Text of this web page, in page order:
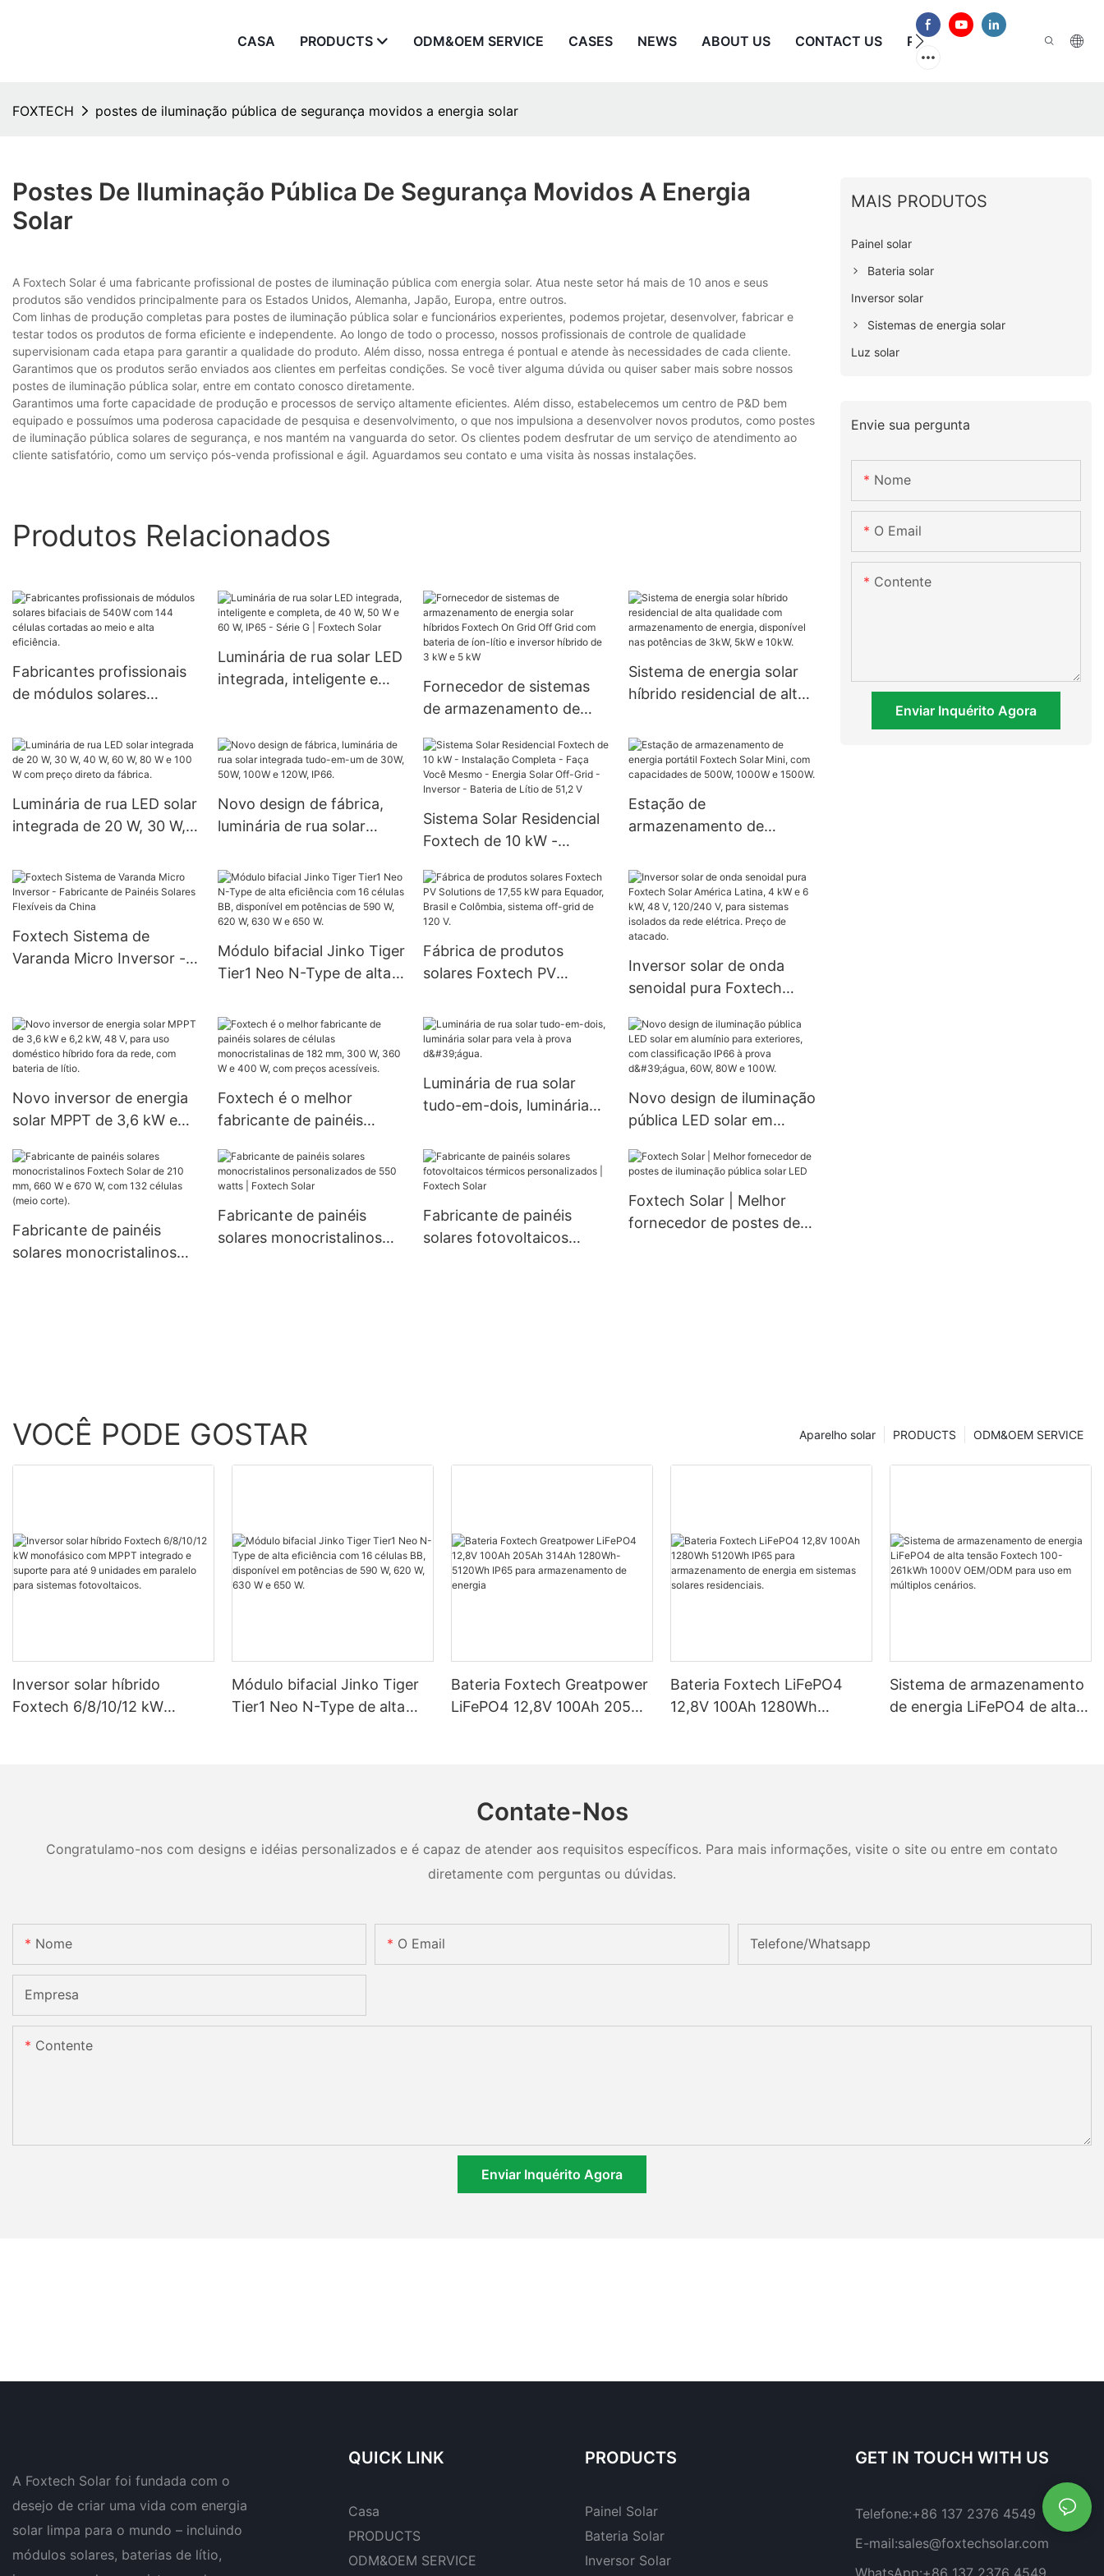
CASA PRODUCTS ODM&OEM SERVICE CASES NEWS ABOUT US CONTACT US PERGUNTAS FREQUENTES
FOXTECH postes de iluminação pública de segurança movidos a energia solar
Postes De Iluminação Pública De Segurança Movidos A Energia
Solar
A Foxtech Solar é uma fabricante profissional de postes de iluminação pública com energia solar. Atua neste setor há mais de 10 anos e seus
produtos são vendidos principalmente para os Estados Unidos, Alemanha, Japão, Europa, entre outros.
Com linhas de produção completas para postes de iluminação pública solar e funcionários experientes, podemos projetar, desenvolver, fabricar e
testar todos os produtos de forma eficiente e independente. Ao longo de todo o processo, nossos profissionais de controle de qualidade
supervisionam cada etapa para garantir a qualidade do produto. Além disso, nossa entrega é pontual e atende às necessidades de cada cliente.
Garantimos que os produtos serão enviados aos clientes em perfeitas condições. Se você tiver alguma dúvida ou quiser saber mais sobre nossos
postes de iluminação pública solar, entre em contato conosco diretamente.
Garantimos uma forte capacidade de produção e processos de serviço altamente eficientes. Além disso, estabelecemos um centro de P&D bem
equipado e possuímos uma poderosa capacidade de pesquisa e desenvolvimento, o que nos impulsiona a desenvolver novos produtos, como postes
de iluminação pública solares de segurança, e nos mantém na vanguarda do setor. Os clientes podem desfrutar de um serviço de atendimento ao
cliente satisfatório, como um serviço pós-venda profissional e ágil. Aguardamos seu contato e uma visita às nossas instalações.
Produtos Relacionados
Fabricantes profissionais
de módulos solares
144 células cortadas ao
meio e alta eficiência.
Luminária de rua solar LED
integrada, inteligente e
Foxtech Solar
Fornecedor de sistemas
de armazenamento de
Foxtech On Grid Off Grid
com bateria de íon-lítio e
inversor híbrido de 3 kW e
5 kW
Sistema de energia solar
híbrido residencial de alta
armazenamento de
energia, disponível nas
potências de 3kW, 5kW e
10kW.
Luminária de rua LED solar
integrada de 20 W, 30 W,
com preço direto da
fábrica.
Novo design de fábrica,
luminária de rua solar
30W, 50W, 100W e 120W,
IP66.
Sistema Solar Residencial
Foxtech de 10 kW -
Faça Você Mesmo -
Energia Solar Off-Grid -
Inversor - Bateria de Lítio
de 51,2 V
Estação de
armazenamento de
Solar Mini, com
capacidades de 500W,
1000W e 1500W.
Foxtech Sistema de
Varanda Micro Inversor -
Módulo bifacial Jinko Tiger
Tier1 Neo N-Type de alta
BB, disponível em
potências de 590 W, 620
W, 630 W e 650 W.
Fábrica de produtos
solares Foxtech PV
Equador, Brasil e
Colômbia, sistema off-grid
de 120 V.
Inversor solar de onda
senoidal pura Foxtech
e 6 kW, 48 V, 120/240 V,
para sistemas isolados da
rede elétrica. Preço de
atacado.
Novo inversor de energia
solar MPPT de 3,6 kW e
doméstico híbrido fora da
rede, com bateria de lítio.
Foxtech é o melhor
fabricante de painéis
monocristalinas de 182
mm, 300 W, 360 W e 400
W, com preços acessíveis.
Luminária de rua solar
tudo-em-dois, luminária
d'água.
Novo design de iluminação
pública LED solar em
com classificação IP66 à
100W.
Fabricante de painéis
solares monocristalinos
Fabricante de painéis
solares monocristalinos
Fabricante de painéis
solares fotovoltaicos
Foxtech Solar | Melhor
fornecedor de postes de
MAIS PRODUTOS
Painel solar
Bateria solar
Inversor solar
Sistemas de energia solar
Luz solar
Envie sua pergunta
Nome
O Email
Contente
Enviar Inquérito Agora
VOCÊ PODE GOSTAR ODM&OEM SERVICE
PRODUCTS
Aparelho solar
Inversor solar híbrido
Foxtech 6/8/10/12 kW
Módulo bifacial Jinko Tiger
Tier1 Neo N-Type de alta
Bateria Foxtech Greatpower
LiFePO4 12,8V 100Ah 205Ah
Bateria Foxtech LiFePO4
12,8V 100Ah 1280Wh
Sistema de armazenamento
de energia LiFePO4 de alta
Contate-Nos
Congratulamo-nos com designs e idéias personalizados e é capaz de atender aos requisitos específicos. Para mais informações, visite o site ou entre em contato
diretamente com perguntas ou dúvidas.
Nome O Email Telefone/whatsapp
Empresa
Contente
Enviar Inquérito Agora
A Foxtech Solar foi fundada com o
desejo de criar uma vida com energia
solar limpa para o mundo – incluindo
módulos solares, baterias de lítio,
QUICK LINK
Casa
PRODUCTS
ODM&OEM SERVICE
PRODUCTS
Painel Solar
Bateria Solar
Inversor Solar
GET IN TOUCH WITH US
Telefone:+86 137 2376 4549
E-mail:sales@foxtechsolar.com
WhatsApp:+86 137 2376 4549